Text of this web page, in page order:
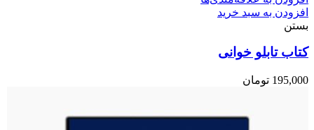
افزودن به سبد خرید
بستن
کتاب تابلو خوانی
195,000 تومان